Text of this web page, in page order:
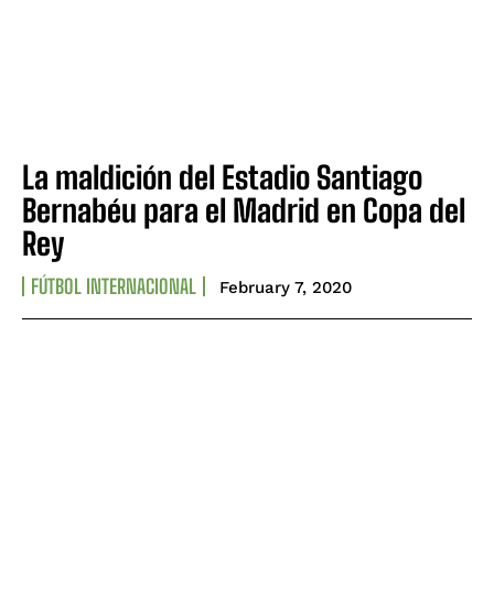
La maldición del Estadio Santiago
Bernabéu para el Madrid en Copa del
Rey
FÚTBOL INTERNACIONAL February 7, 2020